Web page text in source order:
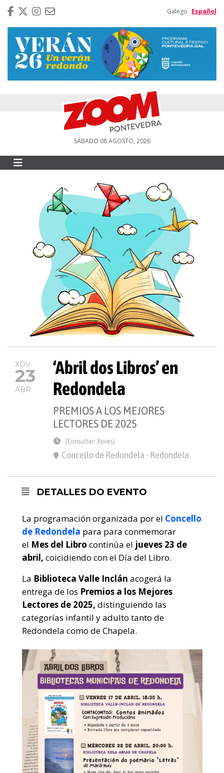
Galego Español
SÁBADO 08 AGOSTO, 2026
XOV
23
ABR
‘Abril dos Libros’ en
Redondela
PREMIOS A LOS MEJORES
LECTORES DE 2025
(Consultar: Xoves)
Concello de Redondela - Redondela
DETALLES DO EVENTO
La programación organizada por el Concello
de Redondela para para conmemorar
el Mes del Libro continúa el jueves 23 de
abril, coicidiendo con el Día del Libro.
La Biblioteca Valle Inclán acogerá la
entrega de los Premios a los Mejores
Lectores de 2025, distinguiendo las
categorías infantil y adulto tanto de
Redondela como de Chapela.